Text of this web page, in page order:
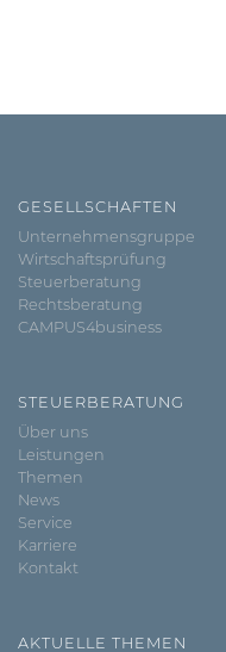
GESELLSCHAFTEN
Unternehmensgruppe
Wirtschaftsprüfung
Steuerberatung
Rechtsberatung
CAMPUS4business
STEUERBERATUNG
Über uns
Leistungen
Themen
News
Service
Karriere
Kontakt
AKTUELLE THEMEN